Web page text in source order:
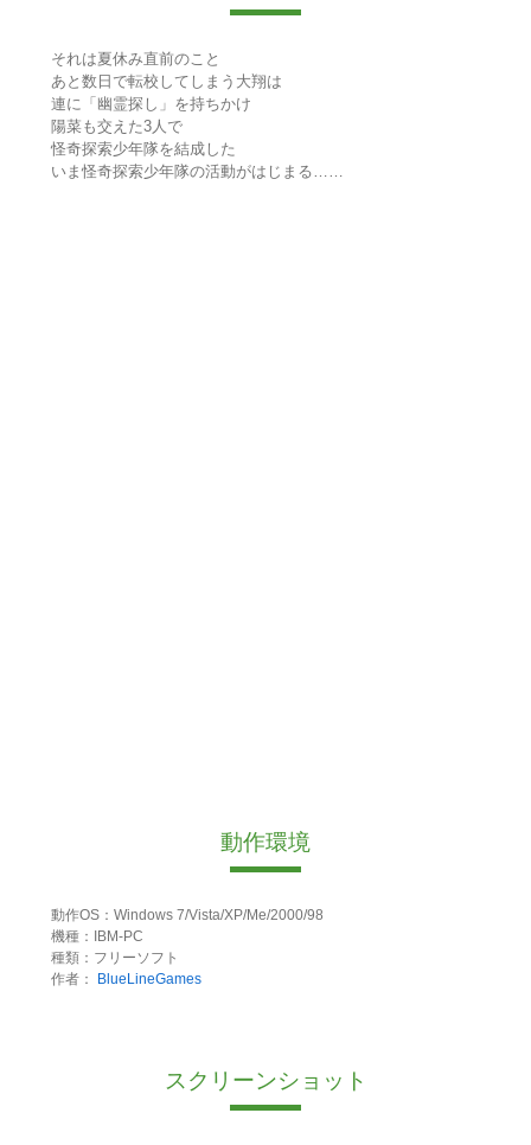
それは夏休み直前のこと
あと数日で転校してしまう大翔は
連に「幽霊探し」を持ちかけ
陽菜も交えた3人で
怪奇探索少年隊を結成した
いま怪奇探索少年隊の活動がはじまる……
動作環境
動作OS：Windows 7/Vista/XP/Me/2000/98
機種：IBM-PC
種類：フリーソフト
作者：
BlueLineGames
スクリーンショット